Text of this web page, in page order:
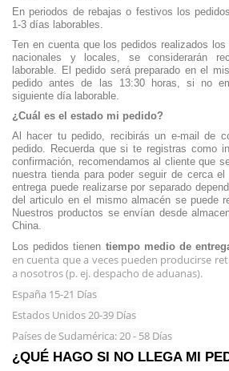
En periodos de rebajas o festivos los
1-3 días laborables.
Ten en cuenta que los pedidos realizados
nacionales y locales, se considerarán
laborable. El pedido será preparado en el
pedido antes de las 13:30 horas, si no
siguiente día laborable.
¿Cuál es el estado mi pedido?
Al hacer tu pedido, recibirás un e-mail de
pedido. Recuerda que si te registras como
confirmación, recomendamos al cliente que
nuestra tienda para poder seguir de cerca
entrega puede realizarse por separado
del articulo en el mismo almacén se puede
Nuestros productos se envían desde
China.
Los pedidos tienen tiempo medio de
en cuenta que a veces pueden producirse
a nosotros (p. ej. despacho de aduanas).
España 15-21 Días
Estados Unidos 20-39 Días
Países de Sudamérica: 20 - 58 Días
¿QUÉ HAGO SI NO LLEGA MI